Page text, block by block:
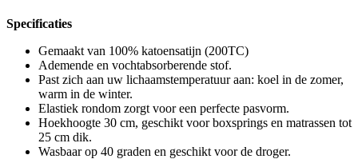
Specificaties
Gemaakt van 100% katoensatijn (200TC)
Ademende en vochtabsorberende stof.
Past zich aan uw lichaamstemperatuur aan: koel in de zomer,
warm in de winter.
Elastiek rondom zorgt voor een perfecte pasvorm.
Hoekhoogte 30 cm, geschikt voor boxsprings en matrassen tot
25 cm dik.
Wasbaar op 40 graden en geschikt voor de droger.